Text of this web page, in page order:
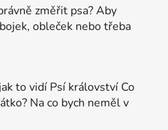
změřit psa? Aby
obleček nebo třeba
to vidí Psí království Co
Na co bych neměl v